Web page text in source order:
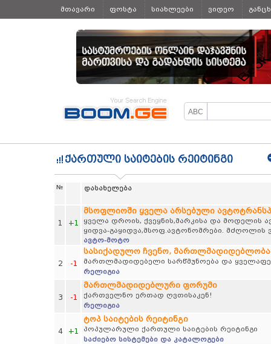
მთავარი ფოსტა სიახლეები ვიდეო
ყველა
ქართული საიტების რეიტინგი
№ დასახელება
1 +1
მსოფლიოში ყველა არსებული
ყველა დროის, ქვეყნის,მარკისა და მოდელის
ყიდვა-გაყიდვა,მსოფ.ავტონომრები. მძღოლის
ავტო-მოტო
2 -1
სასიქადულო ჩვენო,
მართლმადიდებელი სარწმუნოება და
რელიგია
3 -1
მართლმადიდებლური ფორუმი
ქართველნო ერთად ღვთისაკენ!
რელიგია
4 +1
ტოპ საიტების რეიტინგი
პოპულარული ქართული საიტების რეიტინგი
საძიებო სისტემები და კატალოგები